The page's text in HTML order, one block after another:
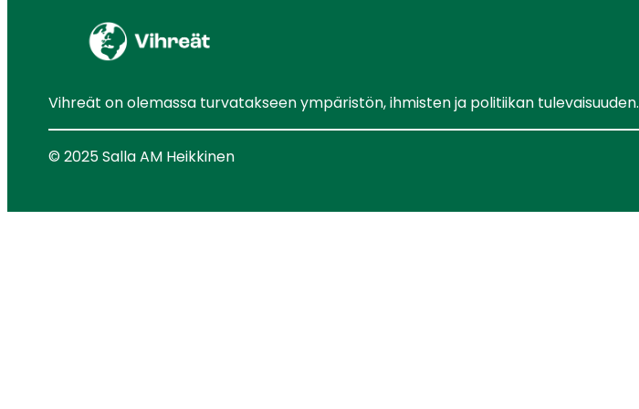
Vihreät on olemassa turvatakseen ympäristön, ihmisten ja politiikan tulevaisuuden.
© 2025 Salla AM Heikkinen